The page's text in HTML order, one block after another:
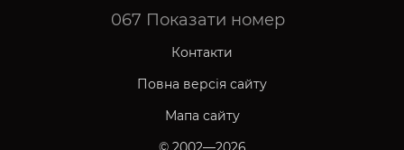
067 Показати номер
Контакти
Повна версія сайту
Мапа сайту